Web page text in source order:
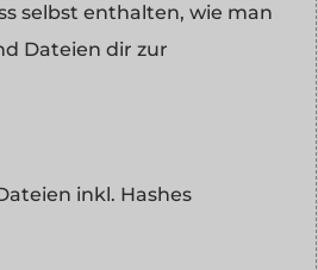
selbst enthalten, wie man
Dateien dir zur
inkl. Hashes